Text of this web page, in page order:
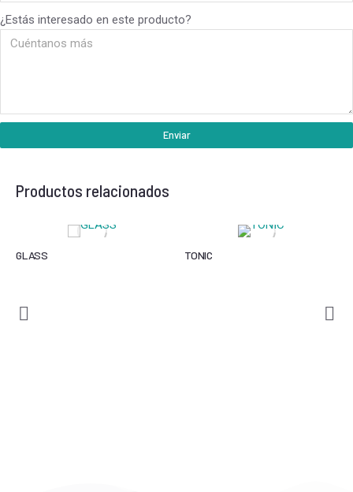
¿Estás interesado en este producto?
Enviar
Productos relacionados
GLASS TONIC